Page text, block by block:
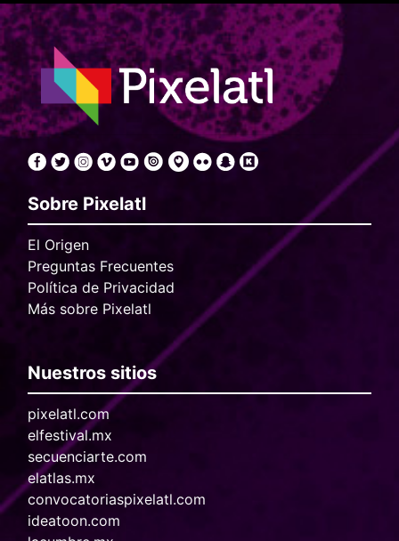
Sobre Pixelatl
El Origen
Preguntas Frecuentes
Política de Privacidad
Más sobre Pixelatl
Nuestros sitios
pixelatl.com
elfestival.mx
secuenciarte.com
elatlas.mx
convocatoriaspixelatl.com
ideatoon.com